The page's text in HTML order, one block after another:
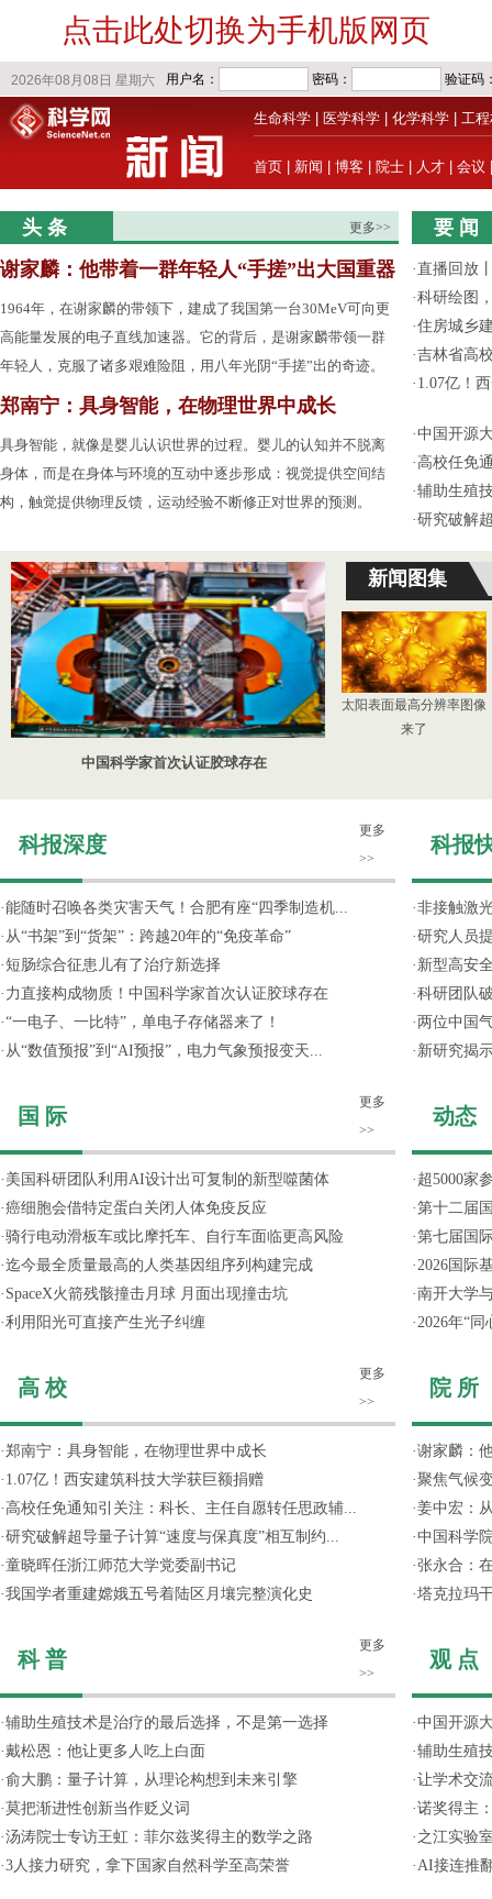
点击此处切换为手机版网页
生命科学 医学科学 化学科学 工
首页 新闻 博客 院士 人才 会议
头 条 更多>>
谢家麟：他带着一群年轻人“手搓”出大国重器
1964年，在谢家麟的带领下，建成了我国第一台30MeV可向更
高能量发展的电子直线加速器。它的背后，是谢家麟带领一群
年轻人，克服了诸多艰难险阻，用八年光阴“手搓”出的奇迹。
郑南宁：具身智能，在物理世界中成长
具身智能，就像是婴儿认识世界的过程。婴儿的认知并不脱离
身体，而是在身体与环境的互动中逐步形成：视觉提供空间结
构，触觉提供物理反馈，运动经验不断修正对世界的预测。
要 闻
·直播回放
·科研绘图
·住房城乡
·吉林省高
· 1.07亿！
·中国开源
· 高校任免
·辅助生殖
·研究破解
中国科学家首次认证胶球存在
新闻图集
太阳表面最高分辨率图像
来了
科报深度
更多
>>
·能随时召唤各类灾害天气！合肥有座“四季制造机...
· 从“书架”到“货架”：跨越20年的“免疫革命”
· 短肠综合征患儿有了治疗新选择
· 力直接构成物质！中国科学家首次认证胶球存在
·“一电子、一比特”，单电子存储器来了！
· 从“数值预报”到“AI预报”，电力气象预报变天...
国 际
更多
>>
· 美国科研团队利用AI设计出可复制的新型噬菌体
·癌细胞会借特定蛋白关闭人体免疫反应
·骑行电动滑板车或比摩托车、自行车面临更高风险
·迄今最全质量最高的人类基因组序列构建完成
· SpaceX火箭残骸撞击月球 月面出现撞击坑
·利用阳光可直接产生光子纠缠
高 校
更多
>>
·郑南宁：具身智能，在物理世界中成长
· 1.07亿！西安建筑科技大学获巨额捐赠
· 高校任免通知引关注：科长、主任自愿转任思政辅...
·研究破解超导量子计算“速度与保真度”相互制约...
·童晓晖任浙江师范大学党委副书记
·我国学者重建嫦娥五号着陆区月壤完整演化史
科 普
更多
>>
·辅助生殖技术是治疗的最后选择，不是第一选择
·戴松恩：他让更多人吃上白面
·俞大鹏：量子计算，从理论构想到未来引擎
·莫把渐进性创新当作贬义词
·汤涛院士专访王虹：菲尔兹奖得主的数学之路
·3人接力研究，拿下国家自然科学至高荣誉
科报
·非接触激
·研究人员
· 新型高安
·科研团队
· 两位中国
· 新研究揭
动态
· 超5000家
·第十二届
·第七届国
·2026国际
·南开大学
·2026年“
院 所
·谢家麟：
·聚焦气候
·姜中宏：
·中国科学
·张永合：
·塔克拉玛
观 点
·中国开源
·辅助生殖
·让学术交
·诺奖得主
· 之江实验
·AI接连推